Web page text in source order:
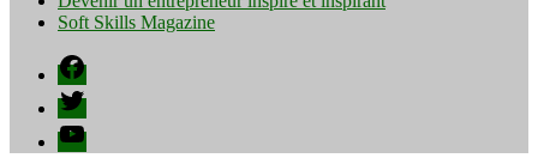
Soft Skills Magazine
Facebook
Twitter
YouTube